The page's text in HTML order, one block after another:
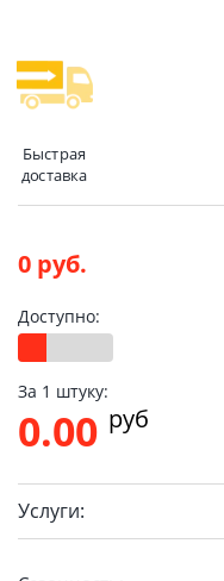
Быстрая
доставка
0 руб.
Доступно:
За 1 штуку:
0.00 pуб
Услуги: